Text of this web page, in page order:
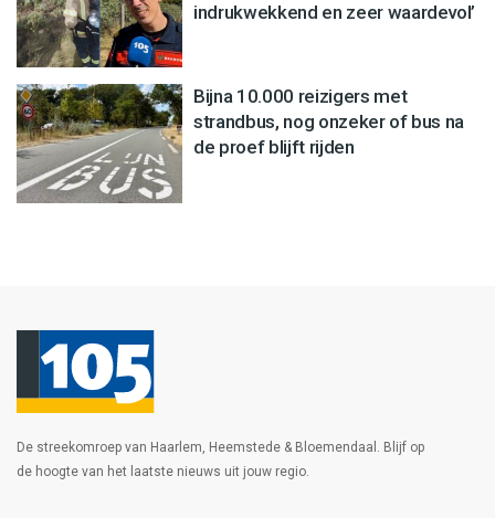
indrukwekkend en zeer waardevol’
Bijna 10.000 reizigers met
strandbus, nog onzeker of bus na
de proef blijft rijden
De streekomroep van Haarlem, Heemstede & Bloemendaal. Blijf op
de hoogte van het laatste nieuws uit jouw regio.